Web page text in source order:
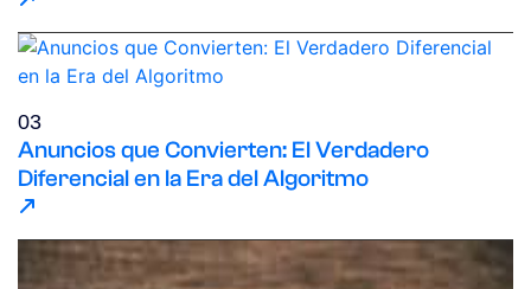
03
Anuncios que Convierten: El Verdadero
Diferencial en la Era del Algoritmo